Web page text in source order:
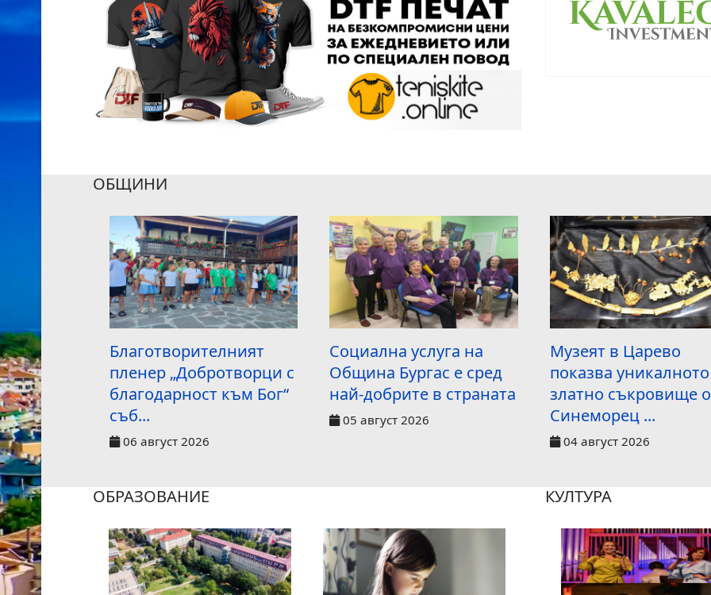
ОБЩИНИ
Благотворителният
пленер „Добротворци с
благодарност към Бог“
съб...
06 август 2026
Социална услуга на
Община Бургас е сред
най-добрите в страната
05 август 2026
Музеят в Царево
показва уникалното
златно съкровище
Синеморец ...
04 август 2026
ОБРАЗОВАНИЕ КУЛТУРА